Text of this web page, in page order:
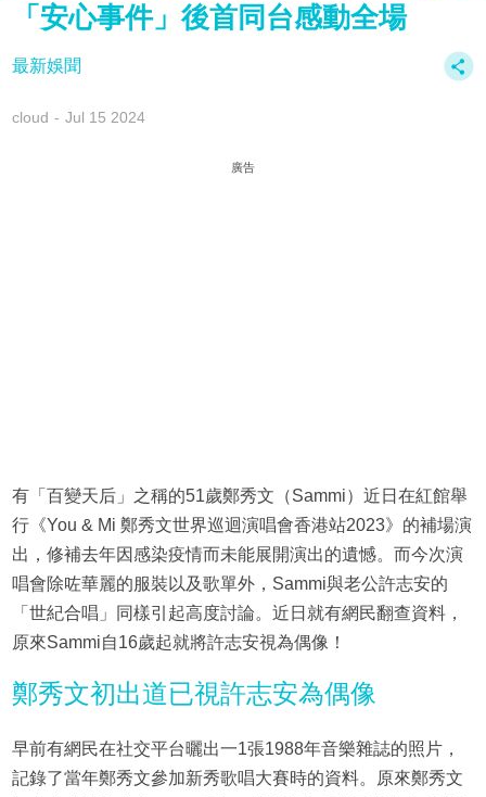
「安心事件」後首同台感動全場
最新娛聞
cloud Jul 15 2024
廣告
有「百變天后」之稱的51歲鄭秀文（Sammi）近日在紅館舉
行《You & Mi 鄭秀文世界巡迴演唱會香港站2023》的補場演
出，修補去年因感染疫情而未能展開演出的遺憾。而今次演
唱會除咗華麗的服裝以及歌單外，Sammi與老公許志安的
「世紀合唱」同樣引起高度討論。近日就有網民翻查資料，
原來Sammi自16歲起就將許志安視為偶像！
鄭秀文初出道已視許志安為偶像
早前有網民在社交平台曬出一1張1988年音樂雜誌的照片，
記錄了當年鄭秀文參加新秀歌唱大賽時的資料。原來鄭秀文